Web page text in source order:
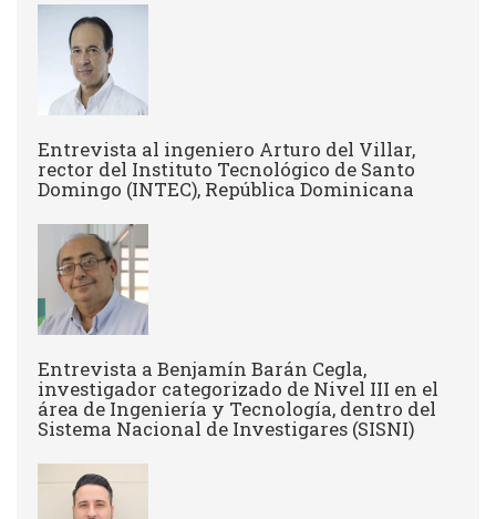
Entrevista al ingeniero Arturo del Villar,
rector del Instituto Tecnológico de Santo
Domingo (INTEC), República Dominicana
Entrevista a Benjamín Barán Cegla,
investigador categorizado de Nivel III en el
área de Ingeniería y Tecnología, dentro del
Sistema Nacional de Investigares (SISNI)